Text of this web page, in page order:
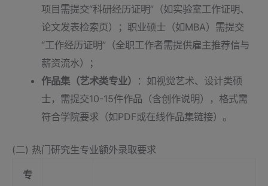
项目需提交“科研经历证明”（如实验室工作证明、
论文发表检索页）；职业硕士（如MBA）需提交
“工作经历证明”（全职工作者需提供雇主推荐信与
薪资流水）；
作品集（艺术类专业）
：如视觉艺术、设计类硕
士，需提交10-15件作品（含创作说明），格式需
符合学院要求（如PDF或在线作品集链接）。
(二) 热门研究生专业额外录取要求
专